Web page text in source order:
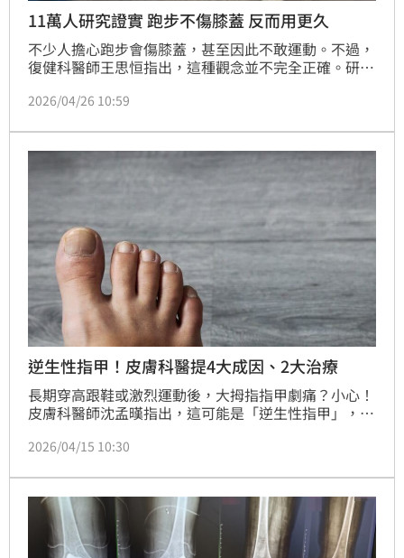
11萬人研究證實 跑步不傷膝蓋 反而用更久
不少人擔心跑步會傷膝蓋，甚至因此不敢運動。不過，
復健科醫師王思恒指出，這種觀念並不完全正確。研究
10.2%，有規律跑步習慣的人僅3.5%。換言之，跑步
2026/04/26 10:59
逆生性指甲！皮膚科醫提4大成因、2大治療
長期穿高跟鞋或激烈運動後，大拇指指甲劇痛？小心！
皮膚科醫師沈孟暵指出，這可能是「逆生性指甲」，一
至化膿，屬於慢性甲溝炎。此症多見於女性與老年人，
狀包括疼痛、指甲變形、感染及脫落。治療從保守的減
壓、外用類固醇，到嚴重時需手術拔除。若腳趾甲持續
不適，應及早就醫，避免影響生活品質！
2026/04/15 10:30